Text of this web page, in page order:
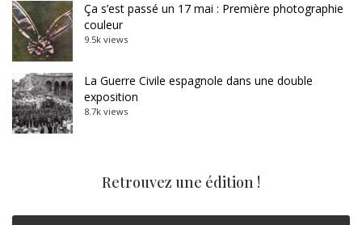
Ça s’est passé un 17 mai : Première photographie
couleur
9.5k views
La Guerre Civile espagnole dans une double
exposition
8.7k views
Retrouvez une édition !